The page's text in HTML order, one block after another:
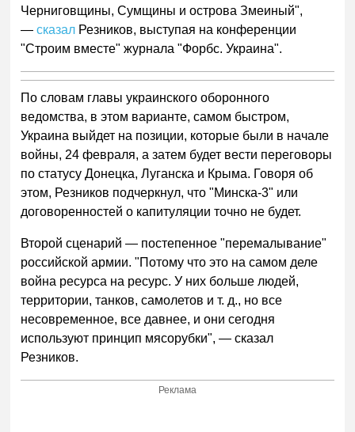
Черниговщины, Сумщины и острова Змеиный",
—сказал Резников, выступая на конференции
"Строим вместе" журнала "Форбс. Украина".
По словам главы украинского оборонного
ведомства, в этом варианте, самом быстром,
Украина выйдет на позиции, которые были в начале
войны, 24 февраля, а затем будет вести переговоры
по статусу Донецка, Луганска и Крыма. Говоря об
этом, Резников подчеркнул, что "Минска-3" или
договоренностей о капитуляции точно не будет.
Второй сценарий — постепенное "перемалывание"
российской армии. "Потому что это на самом деле
война ресурса на ресурс. У них больше людей,
территории, танков, самолетов и т. д., но все
несовременное, все давнее, и они сегодня
используют принцип мясорубки", — сказал
Резников.
Реклама